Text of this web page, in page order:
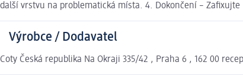
další vrstvu na problematická místa. 4. Dokončení –
Výrobce / Dodavatel
Coty Česká republika Na Okraji 335/42 , Praha 6 , 162 00